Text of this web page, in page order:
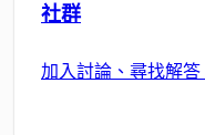
社群
加入討論、尋找解